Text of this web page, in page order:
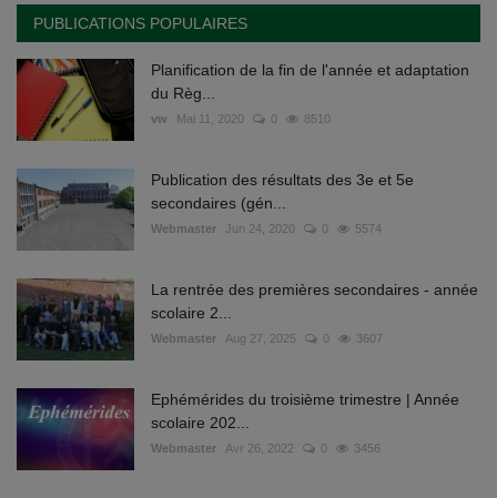
PUBLICATIONS POPULAIRES
Planification de la fin de l'année et adaptation
du Règ...
vw Mai 11, 2020 0 8510
Publication des résultats des 3e et 5e
secondaires (gén...
Webmaster Jun 24, 2020 0 5574
La rentrée des premières secondaires - année
scolaire 2...
Webmaster Aug 27, 2025 0 3607
Ephémérides du troisième trimestre | Année
scolaire 202...
Webmaster Avr 26, 2022 0 3456